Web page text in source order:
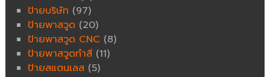
ป้ายบริษัท (97)
ป้ายพาสวูด (20)
ป้ายพาสวูด CNC (8)
ป้ายพาสวูดทำสี (11)
ป้ายสแตนเลส (5)